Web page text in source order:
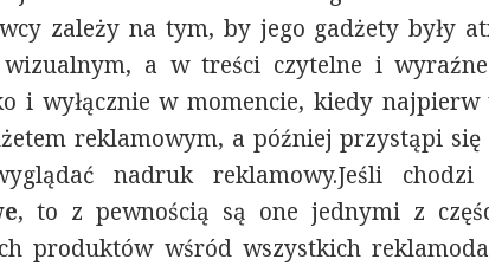
zależy na tym, by jego gadżety były
wizualnym, a w treści czytelne i
i wyłącznie w momencie, kiedy najpierw
reklamowym, a później przystąpi
nadruk reklamowy.Jeśli
, to z pewnością są one jednymi z
produktów wśród wszystkich